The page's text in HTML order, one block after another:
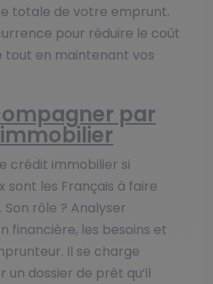
totale de votre emprunt.
pour réduire le coût
tout en maintenant vos
par
crédit immobilier si
sont les Français à faire
rôle ? Analyser
financière, les besoins et
Il se charge
dossier de prêt qu’il